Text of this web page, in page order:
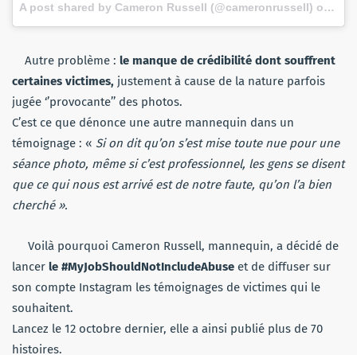
A post shared by Cameron Russell (@cameronrussell) on
Autre problème : le manque de crédibilité dont souffrent
certaines victimes, justement à cause de la nature parfois
jugée ‘’provocante’’ des photos.
C’est ce que dénonce une autre mannequin dans un
témoignage : « Si on dit qu’on s’est mise toute nue pour une
séance photo, même si c’est professionnel, les gens se disent
que ce qui nous est arrivé est de notre faute, qu’on l’a bien
cherché ».
Voilà pourquoi Cameron Russell, mannequin, a décidé de
lancer le #MyJobShouldNotIncludeAbuse et de diffuser sur
son compte Instagram les témoignages de victimes qui le
souhaitent.
Lancez le 12 octobre dernier, elle a ainsi publié plus de 70
histoires.